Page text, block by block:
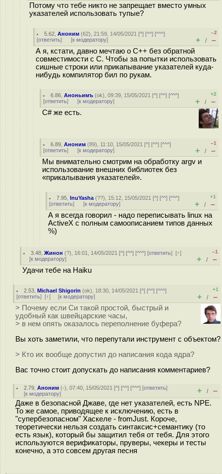
Потому что тебе никто не запрещает вместо умных
указателей использовать тупые?
5.62 ,Аноним (62), 21:59, 14/05/2021 [^] [^^] [^^^]
[ответить] [к модератору]
–2
+ / –
А я, кстати, давно мечтаю о С++ без обратной
совместимости с C. Чтобы за попытки использовать
сишные строки или прикапывание указателей куда-
нибудь компилятор бил по рукам.
6.86 ,Аноньимъ (ok), 09:39, 15/05/2021 [^] [^^] [^^^]
[ответить] [к модератору]
+2
+ / –
C# же есть.
6.89 ,Аноним (89), 11:10, 15/05/2021 [^] [^^] [^^^]
[ответить] [к модератору]
–1
+ / –
Мы внимательно смотрим на обработку argv и
использование внешних библиотек без
«прикалывания указателей».
7.95 ,InuYasha (??), 15:12, 15/05/2021 [^] [^^] [^^^]
[ответить] [к модератору]
+1
+ / –
А я всегда говорил - надо переписывать linux на
ActiveX с полным самоописанием типов данных
%)
3.48 ,Жинон (?), 16:01, 14/05/2021 [^] [^^] [^^^] [ответить][↑]
[к модератору]
–1
+ / –
Удачи тебе на Haiku
2.53 ,Michael Shigorin (ok), 18:30, 14/05/2021 [^] [^^] [^^^]
[ответить] [↑] [к модератору]
+1
+ / –
> Почему если Си такой простой, быстрый и
удобный как швейцарские часы,
> в нем опять оказалось переполнение буфера?
Вы хоть заметили, что перепутали инструмент с объектом?
> Кто их вообще допустил до написания кода ядра?
Вас точно стоит допускать до написания комментариев?
2.79 ,Аноним (-), 07:40, 15/05/2021 [^] [^^] [^^^] [ответить]
[к модератору] + / –
Даже в безопасной Джаве, где нет указателей, есть NPE.
То же самое, приводящее к исключению, есть в
"супербезопасном" Хаскеле - fromJust. Короче,
теоретически нельзя создать синтаксис+семантику (то
есть язык), который бы защитил тебя от тебя. Для этого
используются верификаторы, пруверы, чекеры и тесты
конечно, а это совсем другая песня